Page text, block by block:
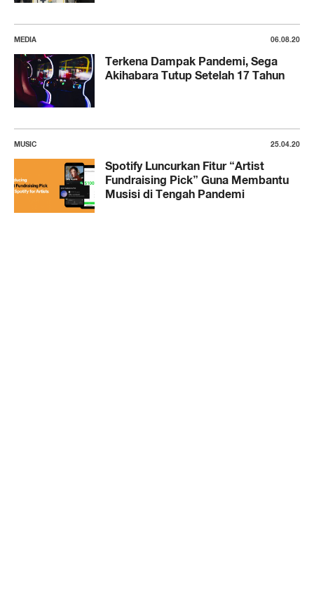
MEDIA 06.08.20
Terkena Dampak Pandemi, Sega
Akihabara Tutup Setelah 17 Tahun
MUSIC 25.04.20
Spotify Luncurkan Fitur “Artist
Fundraising Pick” Guna Membantu
Musisi di Tengah Pandemi